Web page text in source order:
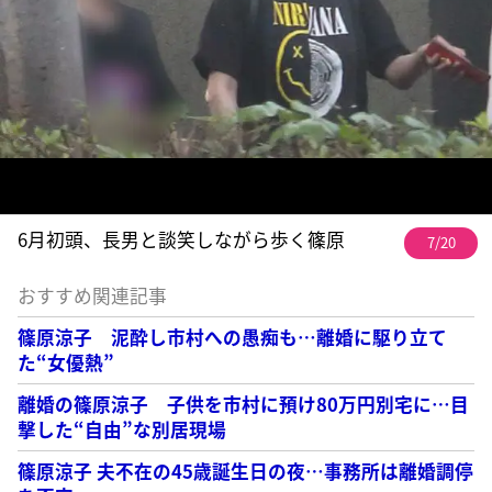
6月初頭、長男と談笑しながら歩く篠原 7/20
おすすめ関連記事
篠原涼子 泥酔し市村への愚痴も…離婚に駆り立て
た“女優熱”
離婚の篠原涼子 子供を市村に預け80万円別宅に…目
撃した“自由”な別居現場
篠原涼子 夫不在の45歳誕生日の夜…事務所は離婚調停